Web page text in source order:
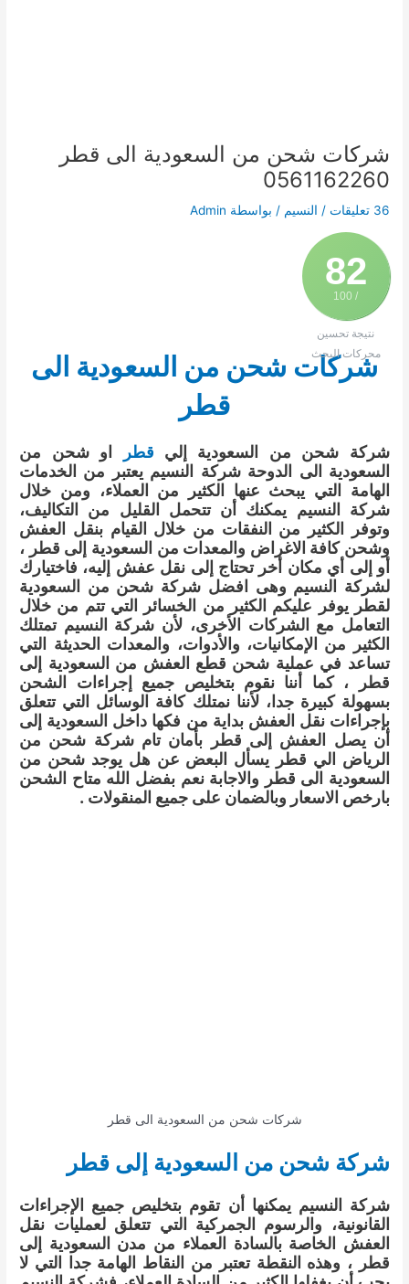
شركات شحن من السعودية الى قطر
0561162260
36 تعليقات / النسيم / بواسطة Admin
82
/ 100
نتيجة تحسين
محركات البحث
شركات شحن من السعودية الى
قطر
شركة شحن من السعودية إلي قطر
او شحن من
السعودية الى الدوحة شركة النسيم يعتبر من الخدمات
الهامة التي يبحث عنها الكثير من العملاء، ومن خلال
شركة النسيم يمكنك أن تتحمل القليل من التكاليف،
وتوفر الكثير من النفقات من خلال القيام بنقل العفش
وشحن كافة الاغراض والمعدات من السعودية إلى قطر ،
أو إلى أي مكان أخر تحتاج إلى نقل عفش إليه، فاختيارك
لشركة النسيم وهى افضل شركة شحن من السعودية
لقطر يوفر عليكم الكثير من الخسائر التي تتم من خلال
التعامل مع الشركات الأخرى، لأن شركة النسيم تمتلك
الكثير من الإمكانيات، والأدوات، والمعدات الحديثة التي
تساعد في عملية شحن قطع العفش من السعودية إلى
قطر ، كما أننا نقوم بتخليص جميع إجراءات الشحن
بسهولة كبيرة جدا، لأننا نمتلك كافة الوسائل التي تتعلق
بإجراءات نقل العفش بداية من فكها داخل السعودية إلى
أن يصل العفش إلى قطر بأمان تام شركة شحن من
الرياض الي قطر يسأل البعض عن هل يوجد شحن من
السعودية الى قطر والاجابة نعم بفضل الله متاح الشحن
بارخص الاسعار وبالضمان على جميع المنقولات.
شركات شحن من السعودية الى قطر
شركة شحن من السعودية إلى قطر
شركة النسيم يمكنها أن تقوم بتخليص جميع الإجراءات
القانونية، والرسوم الجمركية التي تتعلق لعمليات نقل
العفش الخاصة بالسادة العملاء من مدن السعودية إلى
قطر ، وهذه النقطة تعتبر من النقاط الهامة جدا التي لا